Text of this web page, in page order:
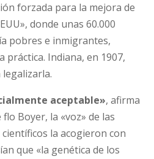
forzada para la mejora de
donde unas 60.000
pobres e inmigrantes,
práctica. Indiana, en 1907,
aceptable», afirma
Boyer, la «voz» de las
la acogieron con
que «la genética de los